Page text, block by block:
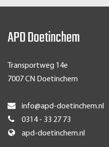
APD Doetinchem
Transportweg 14e
7007 CN Doetinchem
info@apd-doetinchem.nl
0314 - 33 27 73
apd-doetinchem.nl